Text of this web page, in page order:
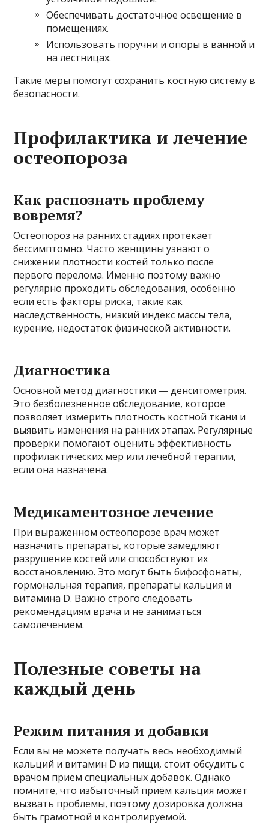
Обеспечивать достаточное освещение в
помещениях.
Использовать поручни и опоры в ванной и
на лестницах.
Такие меры помогут сохранить костную систему в
безопасности.
Профилактика и лечение
остеопороза
Как распознать проблему
вовремя?
Остеопороз на ранних стадиях протекает
бессимптомно. Часто женщины узнают о
снижении плотности костей только после
первого перелома. Именно поэтому важно
регулярно проходить обследования, особенно
если есть факторы риска, такие как
наследственность, низкий индекс массы тела,
курение, недостаток физической активности.
Диагностика
Основной метод диагностики — денситометрия.
Это безболезненное обследование, которое
позволяет измерить плотность костной ткани и
выявить изменения на ранних этапах. Регулярные
проверки помогают оценить эффективность
профилактических мер или лечебной терапии,
если она назначена.
Медикаментозное лечение
При выраженном остеопорозе врач может
назначить препараты, которые замедляют
разрушение костей или способствуют их
восстановлению. Это могут быть бифосфонаты,
гормональная терапия, препараты кальция и
витамина D. Важно строго следовать
рекомендациям врача и не заниматься
самолечением.
Полезные советы на
каждый день
Режим питания и добавки
Если вы не можете получать весь необходимый
кальций и витамин D из пищи, стоит обсудить с
врачом приём специальных добавок. Однако
помните, что избыточный приём кальция может
вызвать проблемы, поэтому дозировка должна
быть грамотной и контролируемой.